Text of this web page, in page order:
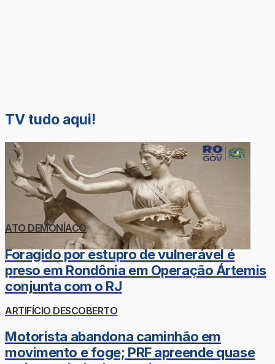
TV tudo aqui!
ATO DEMONÍACO
Foragido por estupro de vulnerável é
preso em Rondônia em Operação Ártemis
conjunta com o RJ
ARTIFÍCIO DESCOBERTO
Motorista abandona caminhão em
movimento e foge; PRF apreende quase